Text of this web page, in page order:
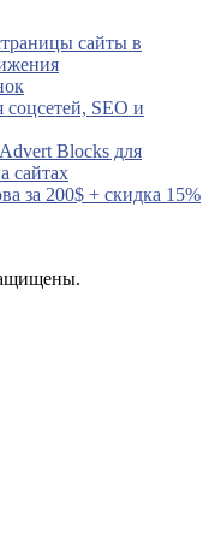
сайты в
SEO и
Blocks для
сайтах
за 200$ + скидка 15%